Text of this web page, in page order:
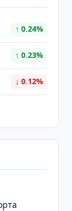
↑ 0.24%
↑ 0.23%
↓ 0.12%